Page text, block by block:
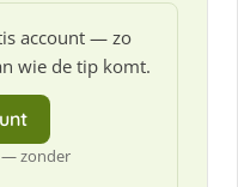
account — zo
wie de tip komt.
— zonder